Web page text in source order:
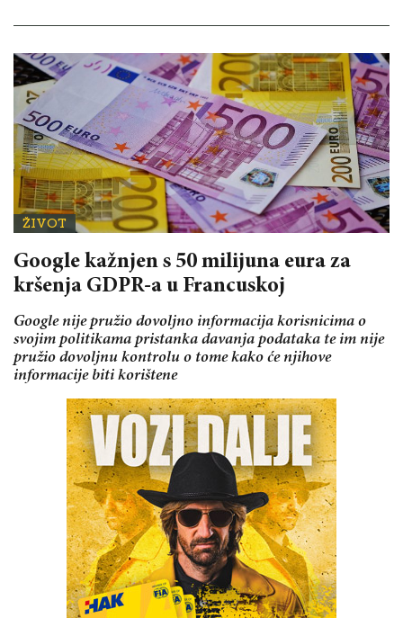
ŽIVOT
Google kažnjen s 50 milijuna eura za
kršenja GDPR-a u Francuskoj
Google nije pružio dovoljno informacija korisnicima o
svojim politikama pristanka davanja podataka te im nije
pružio dovoljnu kontrolu o tome kako će njihove
informacije biti korištene